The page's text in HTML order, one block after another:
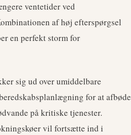
ventetider ved
af høj efterspørgsel
en perfekt storm for
sig ud over umiddelbare
for at afbøde
på kritiske tjenester.
vil fortsætte ind i